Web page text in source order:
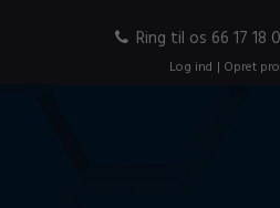
Ring til os 66 17 18
Log ind | Opret